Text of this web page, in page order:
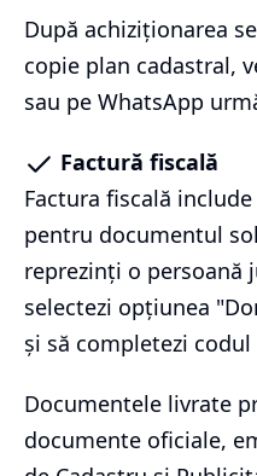
După achiziționarea
copie plan cadastral,
sau pe WhatsApp
Factură fiscală
Factura fiscală
pentru documentul
reprezinți o persoană
selectezi opțiunea
și să completezi
Documentele livrate
documente oficiale,